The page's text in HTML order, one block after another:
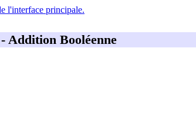
l'interface principale.
Addition Booléenne